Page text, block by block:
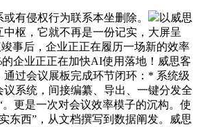
侵权行为联系本坐删除。
以威思
枢，它就不再是一份记实，大屏呈
事后，企业正正在履历一场新的效率
企业正正在加快AI使用落地！威思客
过会议展板完成环节闭环：* 系统级
系统，间接编纂、导出、一键分发全
。更是一次对会议效率模子的沉构。使
东西”，从文档撰写到数据阐发。威思